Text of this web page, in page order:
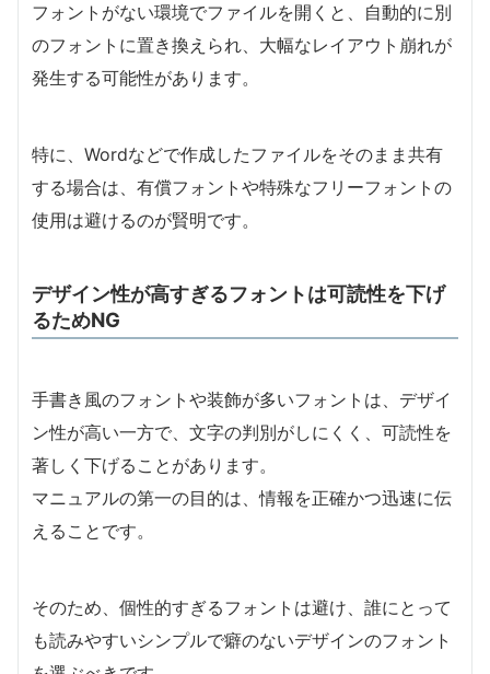
フォントがない環境でファイルを開くと、自動的に別
のフォントに置き換えられ、大幅なレイアウト崩れが
発生する可能性があります。
特に、Wordなどで作成したファイルをそのまま共有
する場合は、有償フォントや特殊なフリーフォントの
使用は避けるのが賢明です。
デザイン性が高すぎるフォントは可読性を下げ
るためNG
手書き風のフォントや装飾が多いフォントは、デザイ
ン性が高い一方で、文字の判別がしにくく、可読性を
著しく下げることがあります。
マニュアルの第一の目的は、情報を正確かつ迅速に伝
えることです。
そのため、個性的すぎるフォントは避け、誰にとって
も読みやすいシンプルで癖のないデザインのフォント